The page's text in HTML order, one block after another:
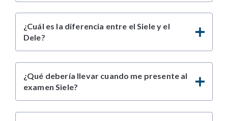
¿Cuál es la diferencia entre el Siele y el
Dele?
¿Qué debería llevar cuando me presente al
examen Siele?